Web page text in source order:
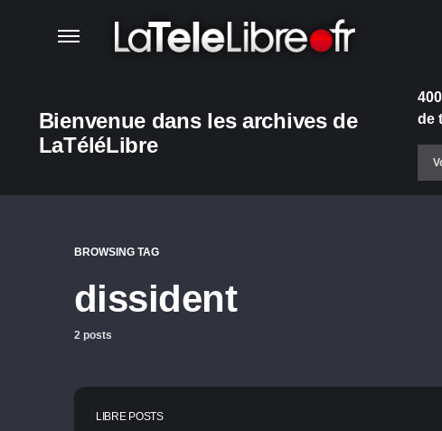
Bienvenue dans les archives de
LaTéléLibre
de
BROWSING TAG
dissident
2 posts
LIBRE POSTS